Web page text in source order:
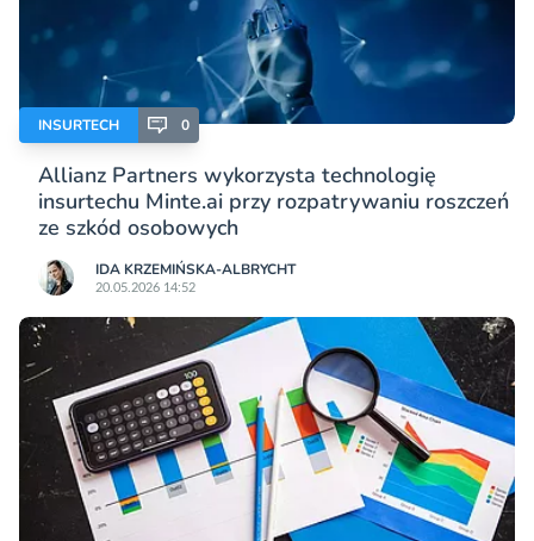
INSURTECH 0
Allianz Partners wykorzysta technologię
insurtechu Minte.ai przy rozpatrywaniu roszczeń
ze szkód osobowych
IDA KRZEMIŃSKA-ALBRYCHT
20.05.2026 14:52